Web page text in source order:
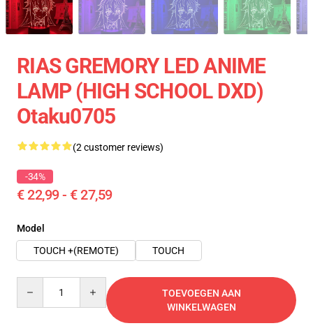
RIAS GREMORY LED ANIME
LAMP (HIGH SCHOOL DXD)
Otaku0705
(2 customer reviews)
-34%
€ 22,99 - € 27,59
Model
TOUCH +(REMOTE)
TOUCH
TOEVOEGEN AAN
WINKELWAGEN